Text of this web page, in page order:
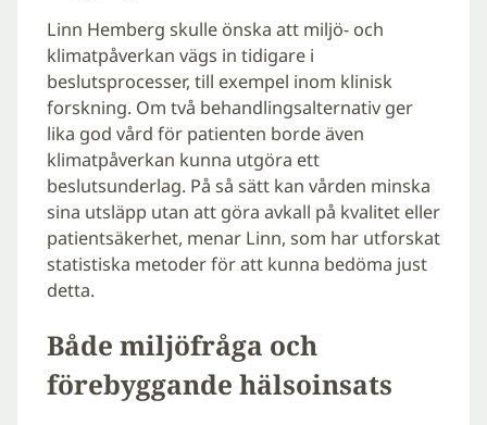
Linn Hemberg skulle önska att miljö- och
klimatpåverkan vägs in tidigare i
beslutsprocesser, till exempel inom klinisk
forskning. Om två behandlingsalternativ ger
lika god vård för patienten borde även
klimatpåverkan kunna utgöra ett
beslutsunderlag. På så sätt kan vården minska
sina utsläpp utan att göra avkall på kvalitet eller
patientsäkerhet, menar Linn, som har utforskat
statistiska metoder för att kunna bedöma just
detta.
Både miljöfråga och
förebyggande hälsoinsats